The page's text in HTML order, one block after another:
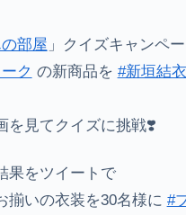
部屋 」クイズキャンペ
ク の新商品を #新垣結衣
を⾒てクイズに挑戦❣️
果をツイートで
揃いの⾐装を30名様に #